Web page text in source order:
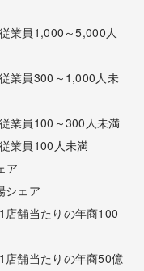
員1,000～5,000人
員300～1,000人未
員100～300人未満
員100人未満
ア
ェア
舗当たりの年商100
舗当たりの年商50億